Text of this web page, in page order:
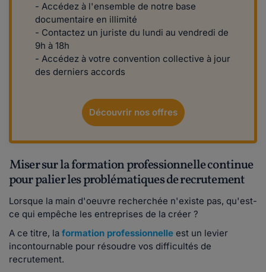
- Accédez à l'ensemble de notre base
documentaire en illimité
- Contactez un juriste du lundi au vendredi de
9h à 18h
- Accédez à votre convention collective à jour
des derniers accords
Découvrir nos offres
Miser sur la formation professionnelle continue
pour palier les problématiques de recrutement
Lorsque la main d'oeuvre recherchée n'existe pas, qu'est-
ce qui empêche les entreprises de la créer ?
A ce titre, la formation professionnelle est un levier
incontournable pour résoudre vos difficultés de
recrutement.